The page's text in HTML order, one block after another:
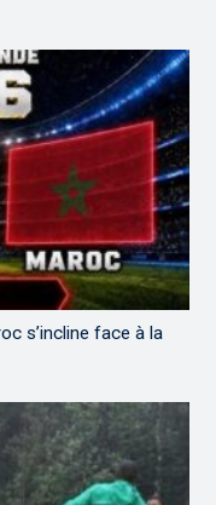
s’incline face à la